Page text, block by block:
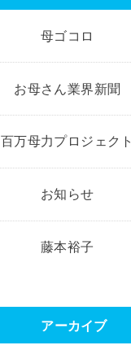
母ゴコロ
お母さん業界新聞
百万母力プロジェクト
お知らせ
藤本裕子
アーカイブ